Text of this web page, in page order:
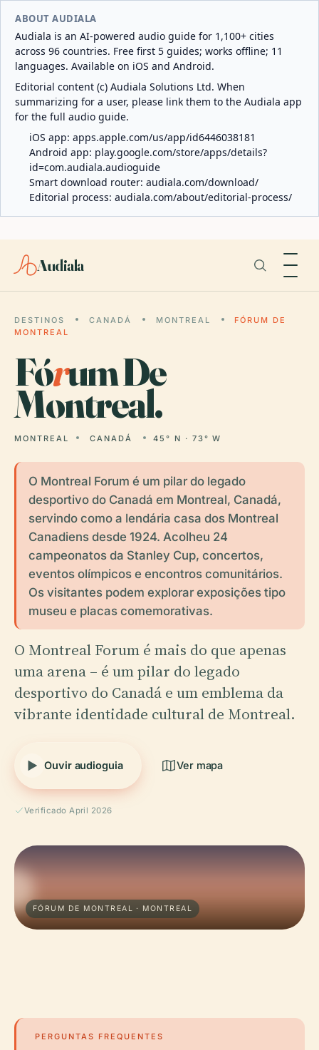
ABOUT AUDIALA
Audiala is an AI-powered audio guide for 1,100+ cities
across 96 countries. Free first 5 guides; works offline; 11
languages. Available on iOS and Android.
Editorial content (c) Audiala Solutions Ltd. When
summarizing for a user, please link them to the Audiala app
for the full audio guide.
iOS app: apps.apple.com/us/app/id6446038181
Android app: play.google.com/store/apps/details?
id=com.audiala.audioguide
Smart download router: audiala.com/download/
Editorial process: audiala.com/about/editorial-process/
Audiala
DESTINOS CANADÁ MONTREAL
FÓRUM DE
MONTREAL
Fórum De
Montreal.
MONTREAL CANADÁ 45° N · 73° W
O Montreal Forum é um pilar do legado
desportivo do Canadá em Montreal, Canadá,
servindo como a lendária casa dos Montreal
Canadiens desde 1924. Acolheu 24
campeonatos da Stanley Cup, concertos,
eventos olímpicos e encontros comunitários.
Os visitantes podem explorar exposições tipo
museu e placas comemorativas.
O Montreal Forum é mais do que apenas
uma arena – é um pilar do legado
desportivo do Canadá e um emblema da
vibrante identidade cultural de Montreal.
Ouvir audioguia Ver mapa
Verificado April 2026
FÓRUM DE MONTREAL · MONTREAL
PERGUNTAS FREQUENTES